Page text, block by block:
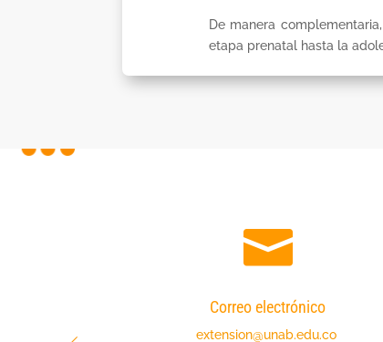
De manera
etapa prenatal hasta la

Correo electrónico
extension@unab.edu.co